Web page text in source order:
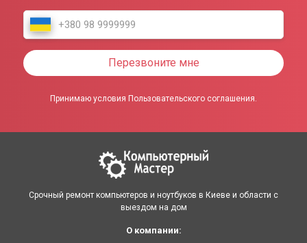
Перезвоните мне
Принимаю условия Пользовательского соглашения.
Срочный ремонт компьютеров и ноутбуков в Киеве и области с
выездом на дом
О компании: